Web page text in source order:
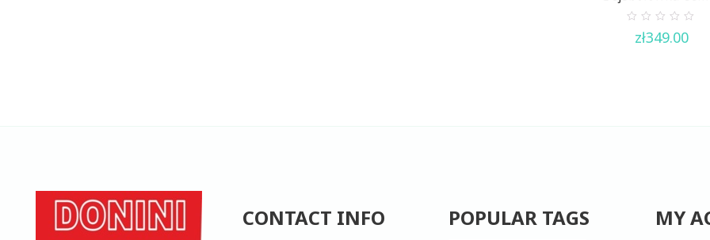
out
zł349.00
CONTACT INFO POPULAR TAGS MY